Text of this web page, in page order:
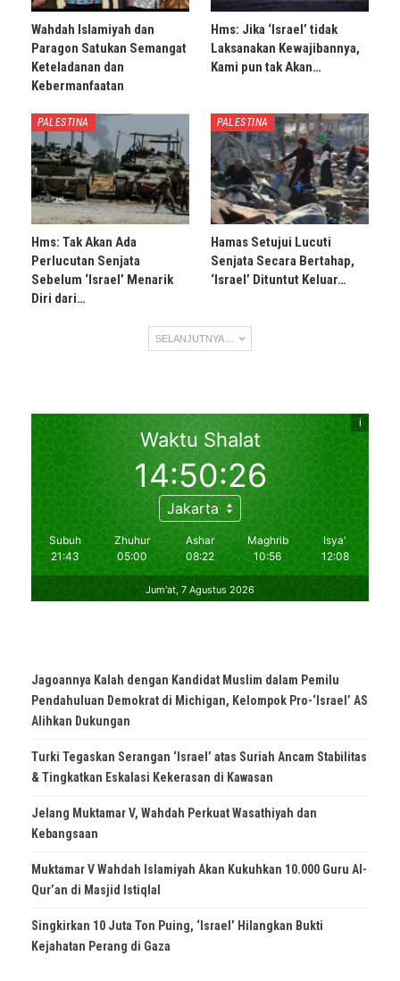
Wahdah Islamiyah dan
Paragon Satukan Semangat
Keteladanan dan
Kebermanfaatan
Hms: Jika ‘Israel’ tidak
Laksanakan Kewajibannya,
Kami pun tak Akan…
PALESTINA
Hms: Tak Akan Ada
Perlucutan Senjata
Sebelum ‘Israel’ Menarik
Diri dari…
PALESTINA
Hamas Setujui Lucuti
Senjata Secara Bertahap,
‘Israel’ Dituntut Keluar…
SELANJUTNYA ...
Jagoannya Kalah dengan Kandidat Muslim dalam Pemilu
Pendahuluan Demokrat di Michigan, Kelompok Pro-‘Israel’ AS
Alihkan Dukungan
Turki Tegaskan Serangan ‘Israel’ atas Suriah Ancam Stabilitas
& Tingkatkan Eskalasi Kekerasan di Kawasan
Jelang Muktamar V, Wahdah Perkuat Wasathiyah dan
Kebangsaan
Muktamar V Wahdah Islamiyah Akan Kukuhkan 10.000 Guru Al-
Qur’an di Masjid Istiqlal
Singkirkan 10 Juta Ton Puing, ‘Israel’ Hilangkan Bukti
Kejahatan Perang di Gaza